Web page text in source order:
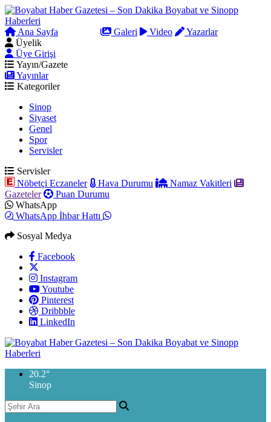
Ana Sayfa Galeri Video
Yazarlar
Üyelik
Üye Girişi
Yayın/Gazete
Yayınlar
Kategoriler
Sinop
Siyaset
Genel
Spor
Servisler
Servisler
Nöbetçi Eczaneler
Hava Durumu
Namaz Vakitleri
Gazeteler
Puan Durumu
WhatsApp
WhatsApp İhbar Hattı
Sosyal Medya
Facebook
Instagram
Youtube
Pinterest
Dribbble
LinkedIn
20.2°
Sinop